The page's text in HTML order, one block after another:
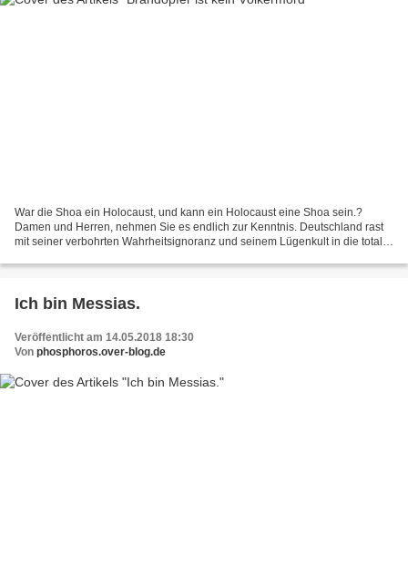
War die Shoa ein Holocaust, und kann ein Holocaust eine Shoa sein.?
Damen und Herren, nehmen Sie es endlich zur Kenntnis. Deutschland rast
mit seiner verbohrten Wahrheitsignoranz und seinem Lügenkult in die totale
Ich bin Messias.
Veröffentlicht am 14.05.2018 18:30
Von phosphoros.over-blog.de